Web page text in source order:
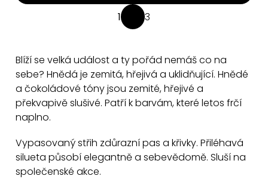
O
v
á
d
a
c
p
r
á
n
k
o
n
í
1 3
Blíží se velká událost a ty pořád nemáš co na
sebe? Hnědá je zemitá, hřejivá a uklidňující. Hnědé
a čokoládové tóny jsou zemité, hřejivé a
překvapivě slušivé. Patří k barvám, které letos frčí
naplno.
Vypasovaný střih zdůrazní pas a křivky. Přiléhavá
silueta působí elegantně a sebevědomě. Sluší na
společenské akce.